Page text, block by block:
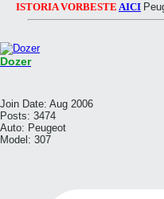
ISTORIA VORBESTE AICI
Dozer
Join Date: Aug 2006
Posts: 3474
Auto: Peugeot
Model: 307